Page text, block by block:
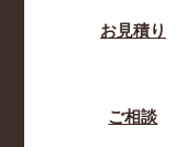
お見積り
ご相談